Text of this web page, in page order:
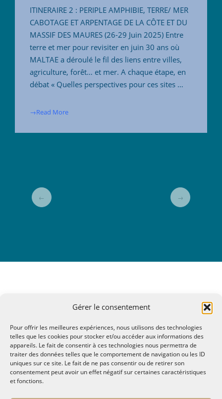
Gérer le consentement
Pour offrir les meilleures expériences, nous utilisons des technologies
telles que les cookies pour stocker et/ou accéder aux informations des
appareils. Le fait de consentir à ces technologies nous permettra de
traiter des données telles que le comportement de navigation ou les ID
uniques sur ce site. Le fait de ne pas consentir ou de retirer son
consentement peut avoir un effet négatif sur certaines caractéristiques
et fonctions.
ITINERAIRE 2 : PERIPLE AMPHIBIE, TERRE/ MER
CABOTAGE ET ARPENTAGE DE LA CÔTE ET DU
MASSIF DES MAURES (26-29 Juin 2025) Entre
terre et mer pour revisiter en juin 30 ans où
MALTAE a déroulé le fil des liens entre villes,
agriculture, forêt… et mer. A chaque étape, en
débat « Quelles perspectives pour ces sites …
→Read More
← →